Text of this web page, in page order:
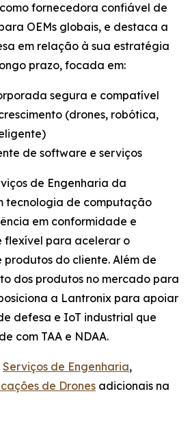
fornecedora confiável de
OEMs globais, e destaca a
em relação à sua estratégia
prazo, focada em:
segura e compatível
(drones, robótica,
de software e serviços
de Engenharia da
tecnologia de computação
em conformidade e
flexível para acelerar o
do cliente. Além de
dos produtos no mercado para
a Lantronix para apoiar
defesa e IoT industrial que
com TAA e NDAA.
Serviços de Engenharia,
de Drones adicionais na